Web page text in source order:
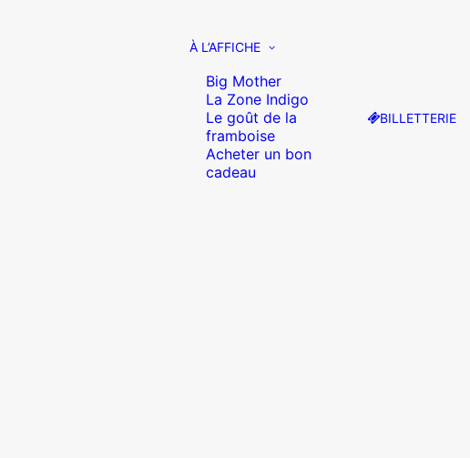
À L’AFFICHE
Big Mother
La Zone Indigo
Le goût de la
framboise
Acheter un bon
cadeau
BILLETTERIE